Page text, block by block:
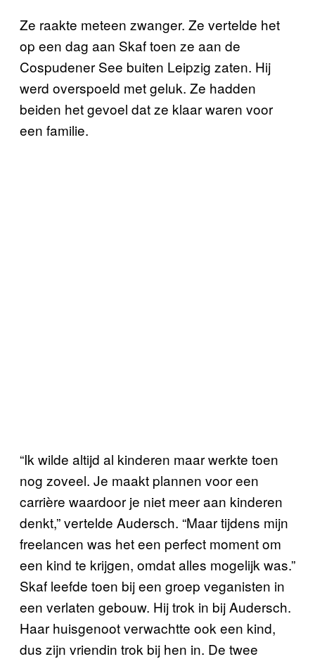
Ze raakte meteen zwanger. Ze vertelde het
op een dag aan Skaf toen ze aan de
Cospudener See buiten Leipzig zaten. Hij
werd overspoeld met geluk. Ze hadden
beiden het gevoel dat ze klaar waren voor
een familie.
“Ik wilde altijd al kinderen maar werkte toen
nog zoveel. Je maakt plannen voor een
carrière waardoor je niet meer aan kinderen
denkt,” vertelde Audersch. “Maar tijdens mijn
freelancen was het een perfect moment om
een kind te krijgen, omdat alles mogelijk was.”
Skaf leefde toen bij een groep veganisten in
een verlaten gebouw. Hij trok in bij Audersch.
Haar huisgenoot verwachtte ook een kind,
dus zijn vriendin trok bij hen in. De twee